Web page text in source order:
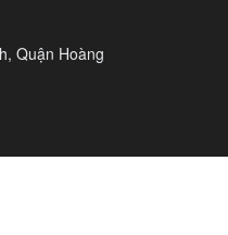
Quận Hoàng